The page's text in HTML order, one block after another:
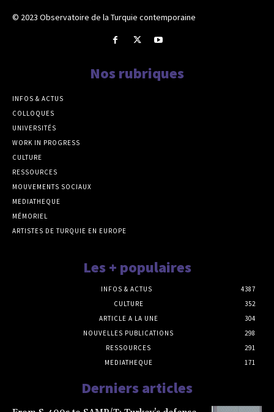
© 2023 Observatoire de la Turquie contemporaine
Nos rubriques
INFOS & ACTUS
COLLOQUES
UNIVERSITÉS
WORK IN PROGRESS
CULTURE
RESSOURCES
MOUVEMENTS SOCIAUX
MEDIATHEQUE
MÉMORIEL
ARTISTES DE TURQUIE EN EUROPE
Les + populaires
INFOS & ACTUS
4387
CULTURE
352
ARTICLE A LA UNE
304
NOUVELLES PUBLICATIONS
298
RESSOURCES
291
MEDIATHEQUE
171
Derniers articles